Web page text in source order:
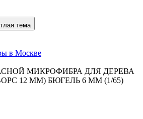
тема
в Москве
МИКРОФИБРА ДЛЯ ДЕРЕВА
12 ММ) БЮГЕЛЬ 6 ММ (1/65)